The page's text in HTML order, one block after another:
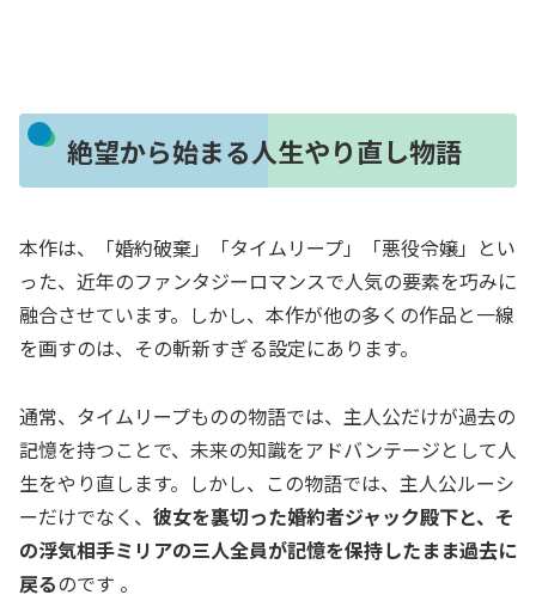
絶望から始まる人生やり直し物語
本作は、「婚約破棄」「タイムリープ」「悪役令嬢」とい
った、近年のファンタジーロマンスで人気の要素を巧みに
融合させています。しかし、本作が他の多くの作品と一線
を画すのは、その斬新すぎる設定にあります。
通常、タイムリープものの物語では、主人公だけが過去の
記憶を持つことで、未来の知識をアドバンテージとして人
生をやり直します。しかし、この物語では、主人公ルーシ
ーだけでなく、 彼女を裏切った婚約者ジャック殿下と、そ
の浮気相手ミリアの三人全員が記憶を保持したまま過去に
戻るのです 。